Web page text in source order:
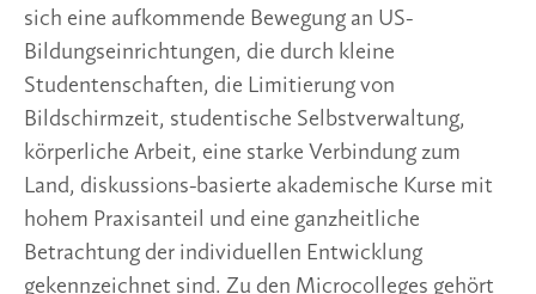
sich eine aufkommende Bewegung an US-
Bildungseinrichtungen, die durch kleine
Studentenschaften, die Limitierung von
Bildschirmzeit, studentische Selbstverwaltung,
körperliche Arbeit, eine starke Verbindung zum
Land, diskussions-basierte akademische Kurse mit
hohem Praxisanteil und eine ganzheitliche
Betrachtung der individuellen Entwicklung
gekennzeichnet sind. Zu den Microcolleges gehört